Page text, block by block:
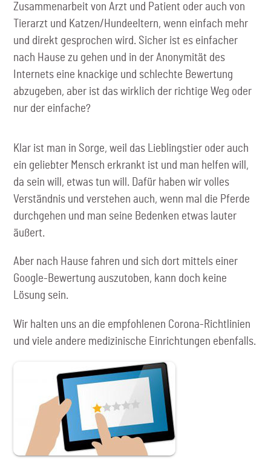
Zusammenarbeit von Arzt und Patient oder auch von
Tierarzt und Katzen/Hundeeltern, wenn einfach mehr
und direkt gesprochen wird. Sicher ist es einfacher
nach Hause zu gehen und in der Anonymität des
Internets eine knackige und schlechte Bewertung
abzugeben, aber ist das wirklich der richtige Weg oder
nur der einfache?
Klar ist man in Sorge, weil das Lieblingstier oder auch
ein geliebter Mensch erkrankt ist und man helfen will,
da sein will, etwas tun will. Dafür haben wir volles
Verständnis und verstehen auch, wenn mal die Pferde
durchgehen und man seine Bedenken etwas lauter
äußert.
Aber nach Hause fahren und sich dort mittels einer
Google-Bewertung auszutoben, kann doch keine
Lösung sein.
Wir halten uns an die empfohlenen Corona-Richtlinien
und viele andere medizinische Einrichtungen ebenfalls.